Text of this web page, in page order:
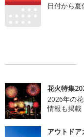
日付から
花火特集
2026年の
情報も掲載
アウトドア